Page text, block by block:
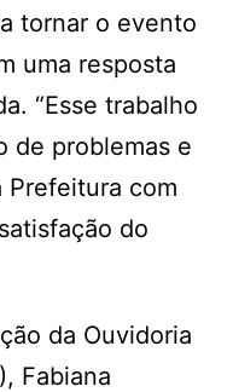
tornar o evento
uma resposta
“Esse trabalho
de problemas e
Prefeitura com
do
da Ouvidoria
Fabiana